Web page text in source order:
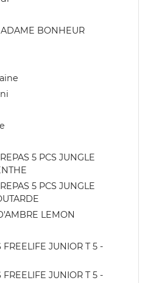
BONHEUR
5 PCS JUNGLE
5 PCS JUNGLE
LEMON
FREELIFE JUNIOR T 5 -
FREELIFE JUNIOR T 5 -